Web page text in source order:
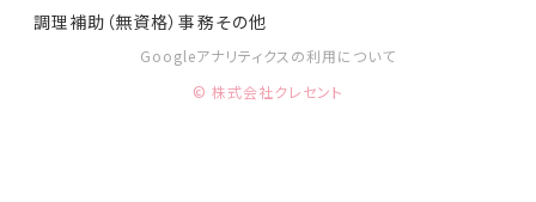
Googleアナリティクスの利用について
© 株式会社クレセント
調理補助（無資格）事務その他